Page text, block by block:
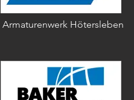
Armaturenwerk Hötersleben